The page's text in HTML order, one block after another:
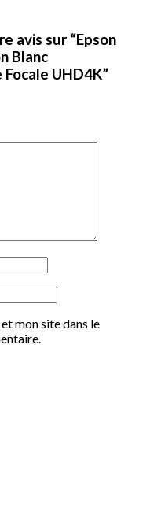
avis sur “Epson
Blanc
UHD4K”
mon site dans le